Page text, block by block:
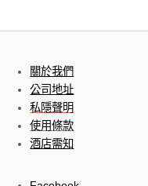
關於我們
公司地址
私隱聲明
使用條款
酒店需知